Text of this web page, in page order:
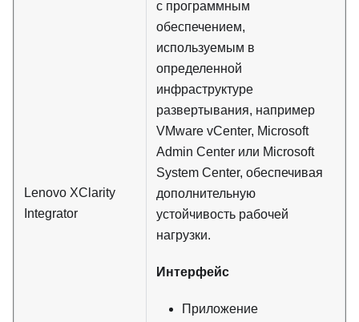
Lenovo XClarity
Integrator
с программным
обеспечением,
используемым в
определенной
инфраструктуре
развертывания, например
VMware vCenter, Microsoft
Admin Center или Microsoft
System Center, обеспечивая
дополнительную
устойчивость рабочей
нагрузки.
Интерфейс
Приложение